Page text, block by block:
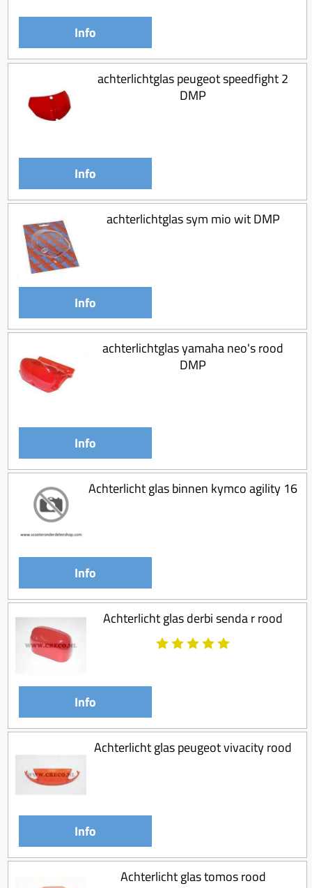
Info
achterlichtglas peugeot speedfight 2
DMP
Info
achterlichtglas sym mio wit DMP
Info
achterlichtglas yamaha neo's rood
DMP
Info
Achterlicht glas binnen kymco agility 16
Info
Achterlicht glas derbi senda r rood
Info
Achterlicht glas peugeot vivacity rood
Info
Achterlicht glas tomos rood